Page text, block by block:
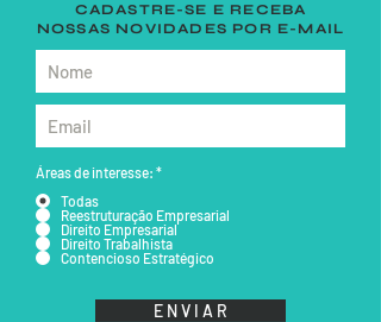
CADASTRE-SE E RECEBA
NOSSAS NOVIDADES POR E-MAIL
Áreas de interesse: *
Todas
Reestruturação Empresarial
Direito Empresarial
Direito Trabalhista
Contencioso Estratégico
E N V I A R